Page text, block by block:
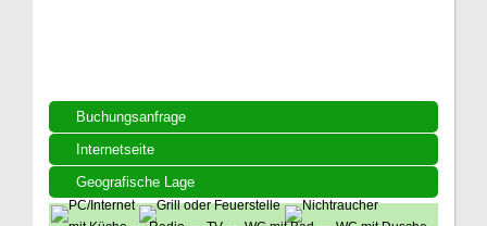
Buchungsanfrage
Internetseite
Geografische Lage